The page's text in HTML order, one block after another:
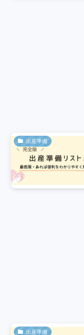
出産準備
出産準備